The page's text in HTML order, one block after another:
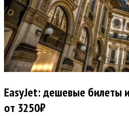
EasyJet: дешевые билеты
от 3250₽